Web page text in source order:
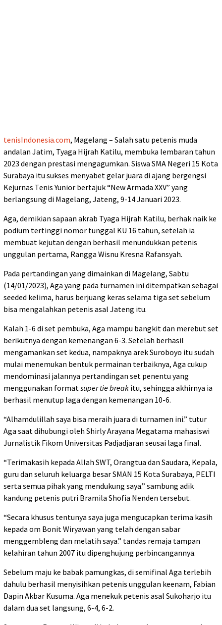
tenisIndonesia.com, Magelang – Salah satu petenis muda
andalan Jatim, Tyaga Hijrah Katilu, membuka lembaran tahun
2023 dengan prestasi mengagumkan. Siswa SMA Negeri 15 Kota
Surabaya itu sukses menyabet gelar juara di ajang bergengsi
Kejurnas Tenis Yunior bertajuk “New Armada XXV” yang
berlangsung di Magelang, Jateng, 9-14 Januari 2023.
Aga, demikian sapaan akrab Tyaga Hijrah Katilu, berhak naik ke
podium tertinggi nomor tunggal KU 16 tahun, setelah ia
membuat kejutan dengan berhasil menundukkan petenis
unggulan pertama, Rangga Wisnu Kresna Rafansyah.
Pada pertandingan yang dimainkan di Magelang, Sabtu
(14/01/2023), Aga yang pada turnamen ini ditempatkan sebagai
seeded kelima, harus berjuang keras selama tiga set sebelum
bisa mengalahkan petenis asal Jateng itu.
Kalah 1-6 di set pembuka, Aga mampu bangkit dan merebut set
berikutnya dengan kemenangan 6-3. Setelah berhasil
mengamankan set kedua, nampaknya arek Suroboyo itu sudah
mulai menemukan bentuk permainan terbaiknya, Aga cukup
mendominasi jalannya pertandingan set penentu yang
menggunakan format super tie break itu, sehingga akhirnya ia
berhasil menutup laga dengan kemenangan 10-6.
“Alhamdulillah saya bisa meraih juara di turnamen ini.” tutur
Aga saat dihubungi oleh Shirly Arayana Megatama mahasiswi
Jurnalistik Fikom Universitas Padjadjaran seusai laga final.
“Terimakasih kepada Allah SWT, Orangtua dan Saudara, Kepala,
guru dan seluruh keluarga besar SMAN 15 Kota Surabaya, PELTI
serta semua pihak yang mendukung saya.” sambung adik
kandung petenis putri Bramila Shofia Nenden tersebut.
“Secara khusus tentunya saya juga mengucapkan terima kasih
kepada om Bonit Wiryawan yang telah dengan sabar
menggembleng dan melatih saya.” tandas remaja tampan
kelahiran tahun 2007 itu dipenghujung perbincangannya.
Sebelum maju ke babak pamungkas, di semifinal Aga terlebih
dahulu berhasil menyisihkan petenis unggulan keenam, Fabian
Dapin Akbar Kusuma. Aga menekuk petenis asal Sukoharjo itu
dalam dua set langsung, 6-4, 6-2.